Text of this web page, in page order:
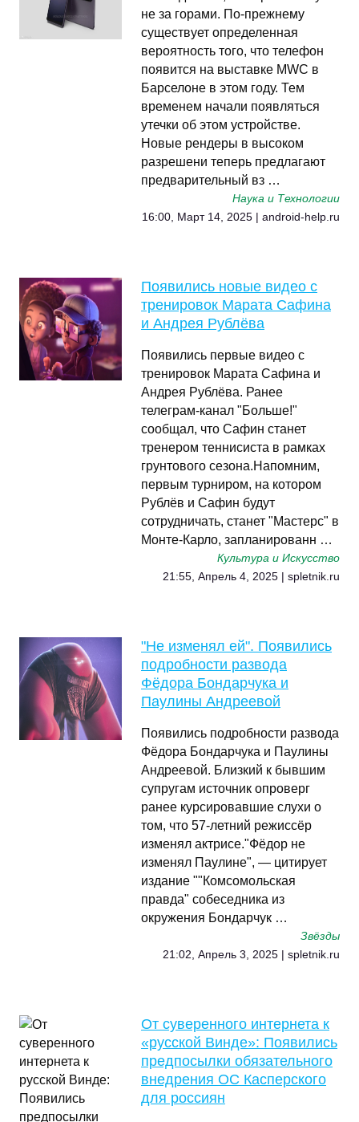
не за горами. По-прежнему
существует определенная
вероятность того, что телефон
появится на выставке MWC в
Барселоне в этом году. Тем
временем начали появляться
утечки об этом устройстве.
Новые рендеры в высоком
разрешени теперь предлагают
предварительный вз …
Наука и Технологии
16:00, Март 14, 2025 | android-help.ru
Появились новые видео с
тренировок Марата Сафина
и Андрея Рублёва
Появились первые видео с
тренировок Марата Сафина и
Андрея Рублёва. Ранее
телеграм-канал "Больше!"
сообщал, что Сафин станет
тренером теннисиста в рамках
грунтового сезона.Напомним,
первым турниром, на котором
Рублёв и Сафин будут
сотрудничать, станет "Мастерс" в
Монте-Карло, запланированн …
Культура и Искусство
21:55, Апрель 4, 2025 | spletnik.ru
"Не изменял ей". Появились
подробности развода
Фёдора Бондарчука и
Паулины Андреевой
Появились подробности развода
Фёдора Бондарчука и Паулины
Андреевой. Близкий к бывшим
супругам источник опроверг
ранее курсировавшие слухи о
том, что 57-летний режиссёр
изменял актрисе."Фёдор не
изменял Паулине", — цитирует
издание ""Комсомольская
правда" собеседника из
окружения Бондарчук …
Звёзды
21:02, Апрель 3, 2025 | spletnik.ru
От суверенного интернета к
«русской Винде»: Появились
предпосылки обязательного
внедрения ОС Касперского
для россиян